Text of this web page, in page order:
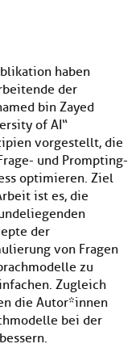
haben
der
bin Zayed
of AI“
vorgestellt, die
und Prompting-
optimieren. Ziel
ist es, die
der
von Fragen
zu
Zugleich
die Autor*innen
bei der